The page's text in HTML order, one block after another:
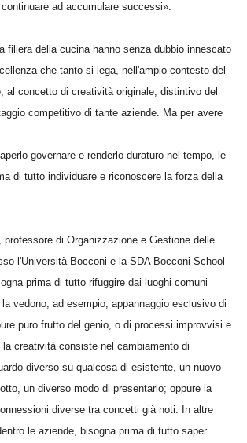
ad accumulare successi».
filiera della cucina hanno senza dubbio innescato
che tanto si lega, nell'ampio contesto del
al concetto di creatività originale, distintivo del
competitivo di tante aziende. Ma per avere
governare e renderlo duraturo nel tempo, le
di tutto individuare e riconoscere la forza della
professore di Organizzazione e Gestione delle
l'Università Bocconi e la SDA Bocconi School
prima di tutto rifuggire dai luoghi comuni
vedono, ad esempio, appannaggio esclusivo di
puro frutto del genio, o di processi improvvisi e
creatività consiste nel cambiamento di
diverso su qualcosa di esistente, un nuovo
un diverso modo di presentarlo; oppure la
diverse tra concetti già noti. In altre
le aziende, bisogna prima di tutto saper